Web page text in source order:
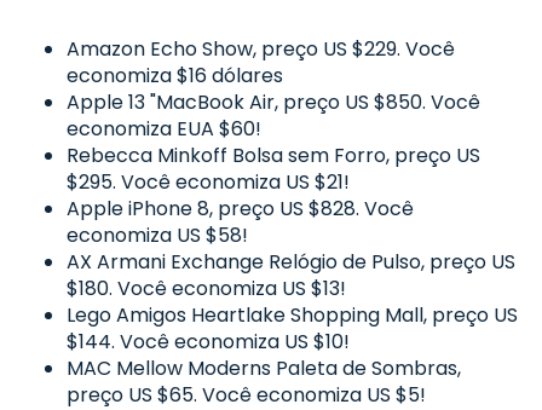
Amazon Echo Show, preço US $229. Você
economiza $16 dólares
Apple 13 "MacBook Air, preço US $850. Você
economiza EUA $60!
Rebecca Minkoff Bolsa sem Forro, preço US
$295. Você economiza US $21!
Apple iPhone 8, preço US $828. Você
economiza US $58!
AX Armani Exchange Relógio de Pulso, preço US
$180. Você economiza US $13!
Lego Amigos Heartlake Shopping Mall, preço US
$144. Você economiza US $10!
MAC Mellow Moderns Paleta de Sombras,
preço US $65. Você economiza US $5!